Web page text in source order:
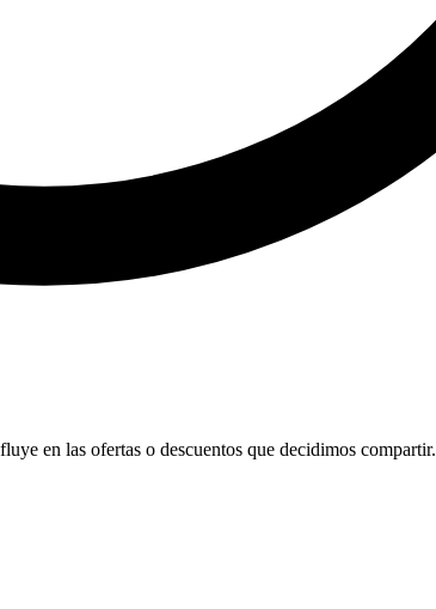
en las ofertas o descuentos que decidimos compartir.